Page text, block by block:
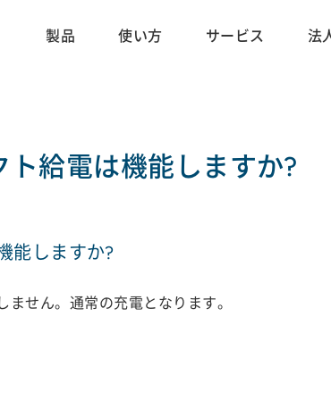
製品 使い方 サービス 法
給電は機能しますか?
能しますか?
せん。通常の充電となります。